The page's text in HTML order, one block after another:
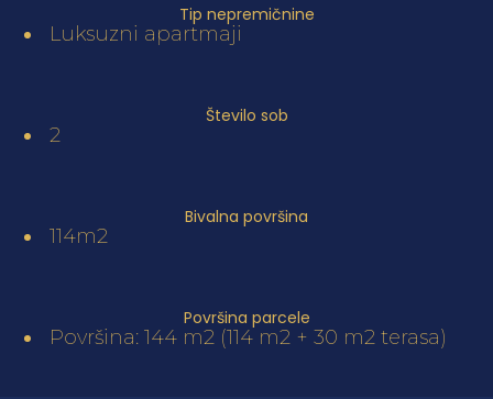
Tip nepremičnine
Luksuzni apartmaji
Število sob
2
Bivalna površina
114m2
Površina parcele
Površina: 144 m2 (114 m2 + 30 m2 terasa)